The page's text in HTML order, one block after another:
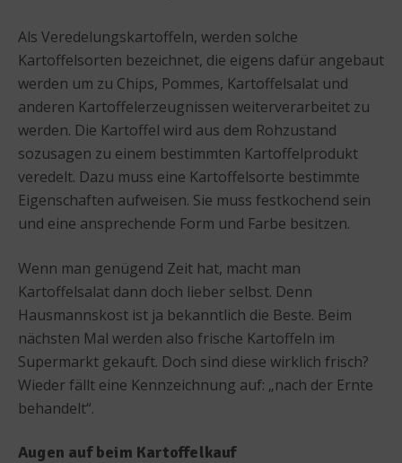
Als Veredelungskartoffeln, werden solche
Kartoffelsorten bezeichnet, die eigens dafür angebaut
werden um zu Chips, Pommes, Kartoffelsalat und
anderen Kartoffelerzeugnissen weiterverarbeitet zu
werden. Die Kartoffel wird aus dem Rohzustand
sozusagen zu einem bestimmten Kartoffelprodukt
veredelt. Dazu muss eine Kartoffelsorte bestimmte
Eigenschaften aufweisen. Sie muss festkochend sein
und eine ansprechende Form und Farbe besitzen.
Wenn man genügend Zeit hat, macht man
Kartoffelsalat dann doch lieber selbst. Denn
Hausmannskost ist ja bekanntlich die Beste. Beim
nächsten Mal werden also frische Kartoffeln im
Supermarkt gekauft. Doch sind diese wirklich frisch?
Wieder fällt eine Kennzeichnung auf: „nach der Ernte
behandelt“.
Augen auf beim Kartoffelkauf